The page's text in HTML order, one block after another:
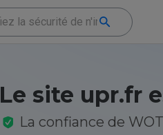
Le site upr.fr
La confiance de WOT